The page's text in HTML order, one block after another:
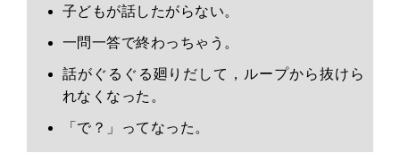
子どもが話したがらない。
一問一答で終わっちゃう。
話がぐるぐる廻りだして，ループから抜けら
れなくなった。
「で？」ってなった。